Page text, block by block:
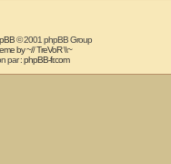
© 2001 phpBB Group
by ~// TreVoR \\~
par :phpBB-fr.com